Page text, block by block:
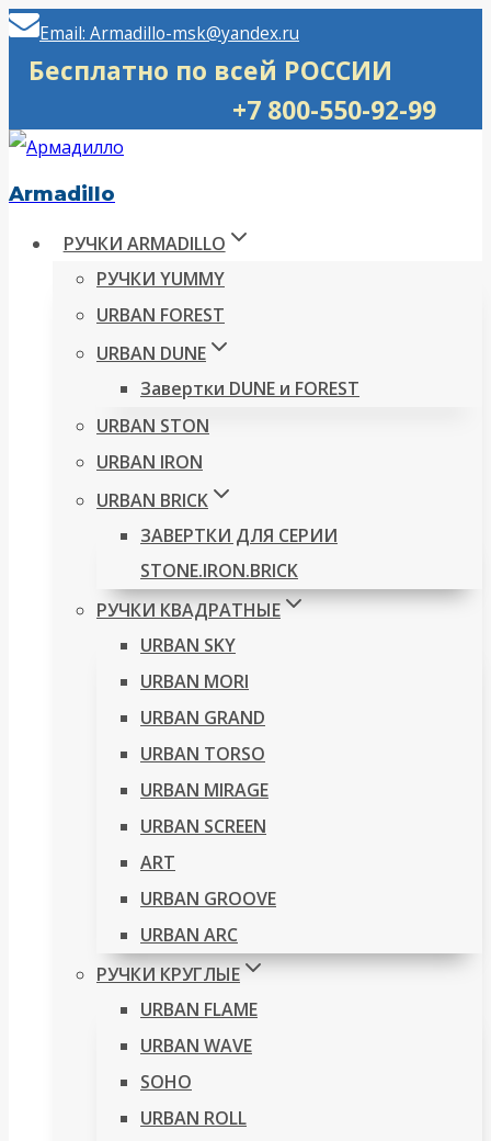
Перейти
Email: Armadillo-msk@yandex.ru
Бесплатно по всей РОССИИ
+7 800-550-92-99
Armadillo
РУЧКИ ARMADILLO
РУЧКИ YUMMY
URBAN FOREST
URBAN DUNE
Завертки DUNE и FOREST
URBAN STON
URBAN IRON
URBAN BRICK
ЗАВЕРТКИ ДЛЯ СЕРИИ
STONE.IRON.BRICK
РУЧКИ КВАДРАТНЫЕ
URBAN SKY
URBAN MORI
URBAN GRAND
URBAN TORSO
URBAN MIRAGE
URBAN SCREEN
ART
URBAN GROOVE
URBAN ARC
РУЧКИ КРУГЛЫЕ
URBAN FLAME
URBAN WAVE
SOHO
URBAN ROLL